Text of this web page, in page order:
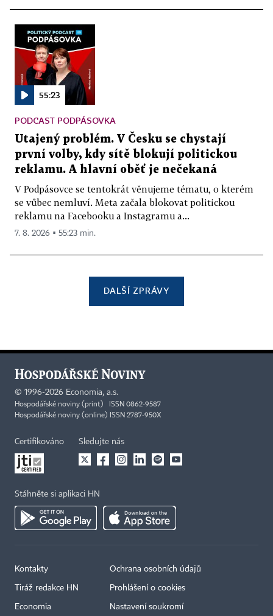
55:23
PODCAST PODPÁSOVKA
Utajený problém. V Česku se chystají
první volby, kdy sítě blokují politickou
reklamu. A hlavní oběť je nečekaná
V Podpásovce se tentokrát věnujeme tématu, o kterém
se vůbec nemluví. Meta začala blokovat politickou
reklamu na Facebooku a Instagramu a...
7. 8. 2026 ▪ 55:23 min.
DALŠÍ ZPRÁVY
© 1996-2026 Economia, a.s.
Hospodářské noviny (print) ISSN 0862-9587
Hospodářské noviny (online) ISSN 2787-950X
Certifikováno Sledujte nás
Stáhněte si aplikaci HN
Kontakty
Tiráž redakce HN
Economia
Ochrana osobních údajů
Prohlášení o cookies
Nastavení soukromí